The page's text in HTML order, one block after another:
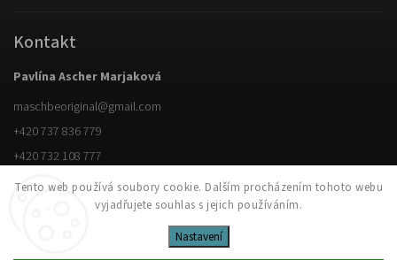
Tento web používá soubory cookie. Dalším procházením tohoto webu
vyjadřujete souhlas s jejich používáním.
Nastavení
Kontakt
Pavlína Ascher Marjaková
maschbeoriginal@gmail.com
+420 737 836 779
+420 732 108 777
Copyright 2026M.ASCH Be original. Všechna práva vyhrazena.
Upravit nastavení cookies